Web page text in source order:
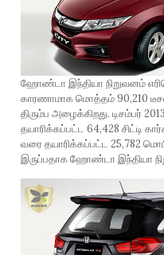
ஹோண்டா இந்தியா நிறுவனம்
காரணாமாக மொத்தம் 90,210
திரும்ப அழைக்கிறது. டிசம்பர்
தயாரிக்கப்பட்ட 64,428 சிட்டி
வரை தயாரிக்கப்பட்ட 25,782
இருப்பதாக ஹோண்டா இந்தியா